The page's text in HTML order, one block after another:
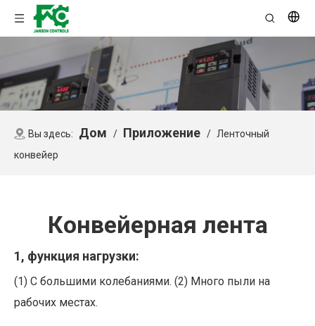
Вы здесь: Дом / Приложение / Ленточный
конвейер
Конвейерная лента
1, функция нагрузки:
(1) С большими колебаниями. (2) Много пыли на
рабочих местах.